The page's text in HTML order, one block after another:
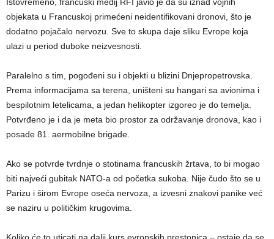
objekata u Francuskoj primećeni neidentifikovani dronovi, što je
dodatno pojačalo nervozu. Sve to skupa daje sliku Evrope koja
ulazi u period duboke neizvesnosti.
Paralelno s tim, pogođeni su i objekti u blizini Dnjepropetrovska.
Prema informacijama sa terena, uništeni su hangari sa avionima i
bespilotnim letelicama, a jedan helikopter izgoreo je do temelja.
Potvrđeno je i da je meta bio prostor za održavanje dronova, kao i
posade 81. aermobilne brigade.
Ako se potvrde tvrdnje o stotinama francuskih žrtava, to bi mogao
biti najveći gubitak NATO-a od početka sukoba. Nije čudo što se u
Parizu i širom Evrope oseća nervoza, a izvesni znakovi panike već
se naziru u političkim krugovima.
Koliko će to uticati na dalji kurs evropskih prestonica – ostaje da se